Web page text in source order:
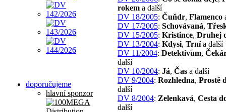
doporučujeme
hlavní sponzor
rokem a další
DV 18/2005: Čuňdr, Flamenco
DV 17/2005: Schovávaná,
DV 15/2005: Kristince, Druhej
DV 13/2004: Kdysi, Trnía další
DV 11/2004: Detektivům,
další
DV 10/2004: Já, Čas a další
DV 9/2004: Rozhledna, Prostě
další
DV 8/2004: Zelenkavá, Cesta
další